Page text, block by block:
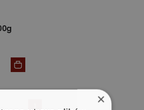
×